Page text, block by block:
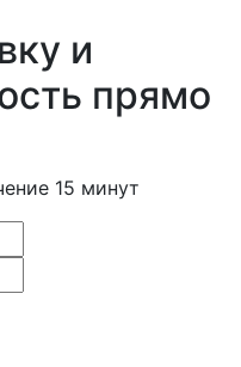
и
прямо
15 минут